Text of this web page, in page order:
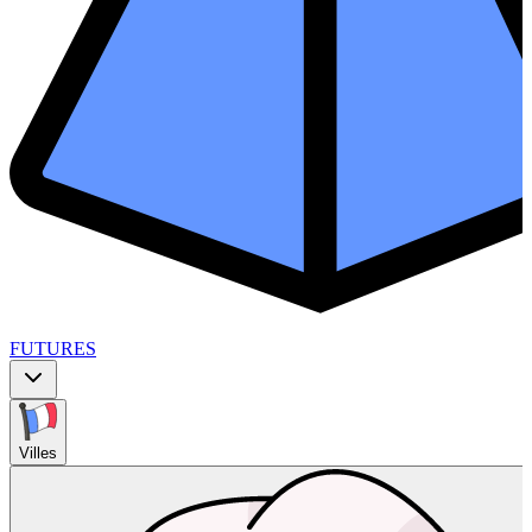
FUTURES
Villes